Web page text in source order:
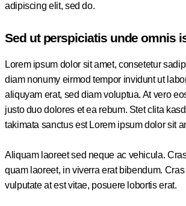
adipiscing elit, sed do.
Sed ut perspiciatis unde omnis
Lorem ipsum dolor sit amet, consetetur
diam nonumy eirmod tempor invidunt ut
aliquyam erat, sed diam voluptua. At vero
justo duo dolores et ea rebum. Stet clita
takimata sanctus est Lorem ipsum dolor sit
Aliquam laoreet sed neque ac vehicula.
quam laoreet, in viverra erat bibendum.
vulputate at est vitae, posuere lobortis erat.